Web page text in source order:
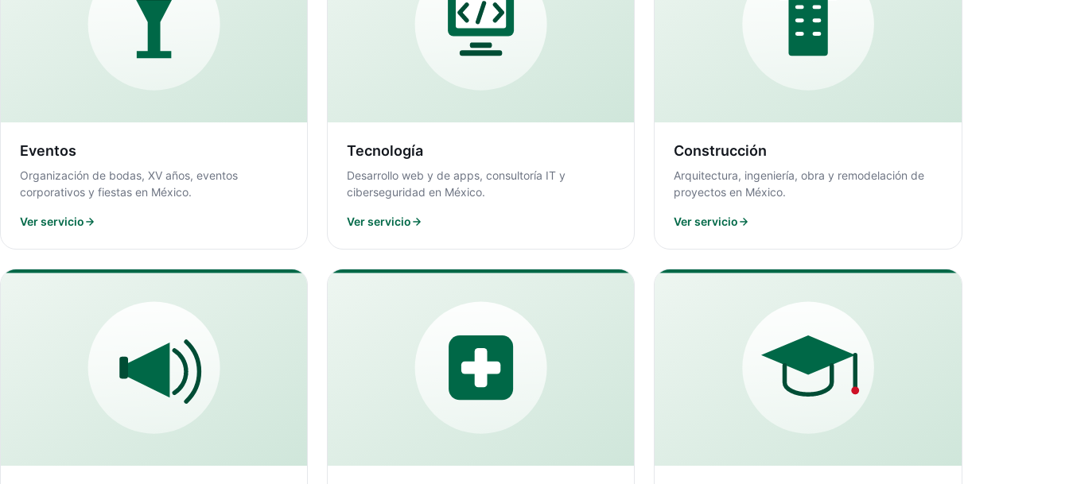
Eventos
Organización de bodas, XV años, eventos
corporativos y fiestas en México.
Ver servicio
Tecnología
Desarrollo web y de apps, consultoría IT y
ciberseguridad en México.
Ver servicio
Construcción
Arquitectura, ingeniería, obra y remodelación de
proyectos en México.
Ver servicio